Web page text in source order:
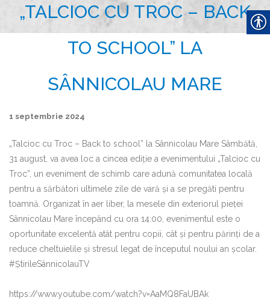
„TALCIOC CU TROC – BACK
TO SCHOOL” LA
SÂNNICOLAU MARE
1 septembrie 2024
„Talcioc cu Troc – Back to school” la Sânnicolau Mare Sâmbătă,
31 august, va avea loc a cincea ediție a evenimentului „Talcioc cu
Troc”, un eveniment de schimb care adună comunitatea locală
pentru a sărbători ultimele zile de vară și a se pregăti pentru
toamnă. Organizat în aer liber, la mesele din exteriorul pieței
Sânnicolau Mare începând cu ora 14:00, evenimentul este o
oportunitate excelentă atât pentru copii, cât și pentru părinți de a
reduce cheltuielile și stresul legat de începutul noului an școlar.
#ȘtirileSânnicolauTV
https://www.youtube.com/watch?v=AaMQ8FaUBAk